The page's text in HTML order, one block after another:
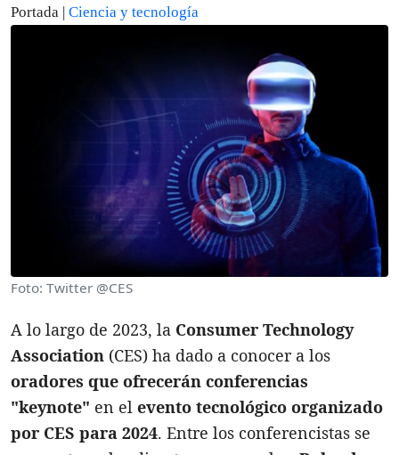
Portada | Ciencia y tecnología
Foto: Twitter @CES
A lo largo de 2023, la Consumer Technology
Association (CES) ha dado a conocer a los
oradores que ofrecerán conferencias
"keynote" en el evento tecnológico organizado
por CES para 2024. Entre los conferencistas se